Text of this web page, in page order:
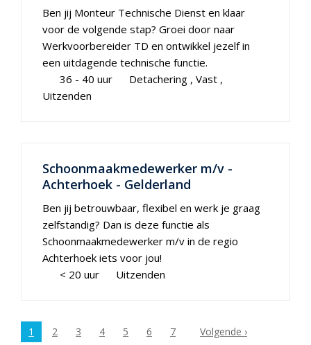
Ben jij Monteur Technische Dienst en klaar
voor de volgende stap? Groei door naar
Werkvoorbereider TD en ontwikkel jezelf in
een uitdagende technische functie.
36 - 40 uur
Detachering Vast
Uitzenden
Schoonmaakmedewerker m/v -
Achterhoek - Gelderland
Ben jij betrouwbaar, flexibel en werk je graag
zelfstandig? Dan is deze functie als
Schoonmaakmedewerker m/v in de regio
Achterhoek iets voor jou!
< 20 uur
Uitzenden
1 2 3 4 5 6 7
Volgende ›